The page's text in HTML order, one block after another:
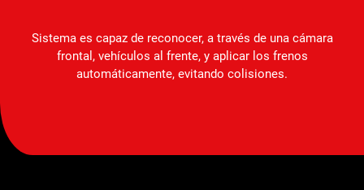
Sistema es capaz de reconocer, a través de una cámara
frontal, vehículos al frente, y aplicar los frenos
automáticamente, evitando colisiones.